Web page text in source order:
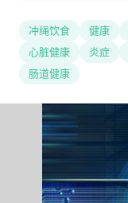
冲绳饮食 健康
心脏健康
炎症
肠道健康